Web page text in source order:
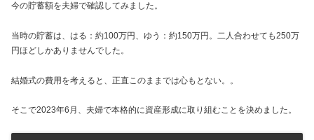
今の貯蓄額を夫婦で確認してみました。
当時の貯蓄は、はる：約100万円、ゆう：約150万円。二人合わせても250万
円ほどしかありませんでした。
結婚式の費用を考えると、正直このままでは心もとない。。
そこで2023年6月、夫婦で本格的に資産形成に取り組むことを決めました。